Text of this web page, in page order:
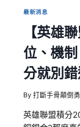
最新消息
【英雄
位、機
分就別
By 打斷手骨顛倒勇
英雄聯盟積分